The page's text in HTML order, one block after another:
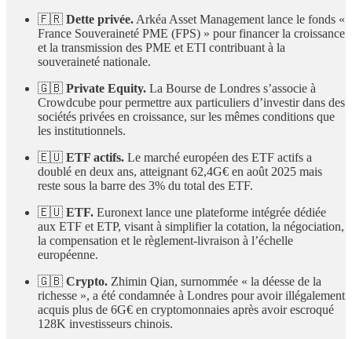
🇫🇷 Dette privée. Arkéa Asset Management lance le fonds «
France Souveraineté PME (FPS) » pour financer la croissance
et la transmission des PME et ETI contribuant à la
souveraineté nationale.
🇬🇧 Private Equity. La Bourse de Londres s’associe à
Crowdcube pour permettre aux particuliers d’investir dans des
sociétés privées en croissance, sur les mêmes conditions que
les institutionnels.
🇪🇺 ETF actifs. Le marché européen des ETF actifs a
doublé en deux ans, atteignant 62,4G€ en août 2025 mais
reste sous la barre des 3% du total des ETF.
🇪🇺 ETF. Euronext lance une plateforme intégrée dédiée
aux ETF et ETP, visant à simplifier la cotation, la négociation,
la compensation et le règlement-livraison à l’échelle
européenne.
🇬🇧 Crypto. Zhimin Qian, surnommée « la déesse de la
richesse », a été condamnée à Londres pour avoir illégalement
acquis plus de 6G€ en cryptomonnaies après avoir escroqué
128K investisseurs chinois.